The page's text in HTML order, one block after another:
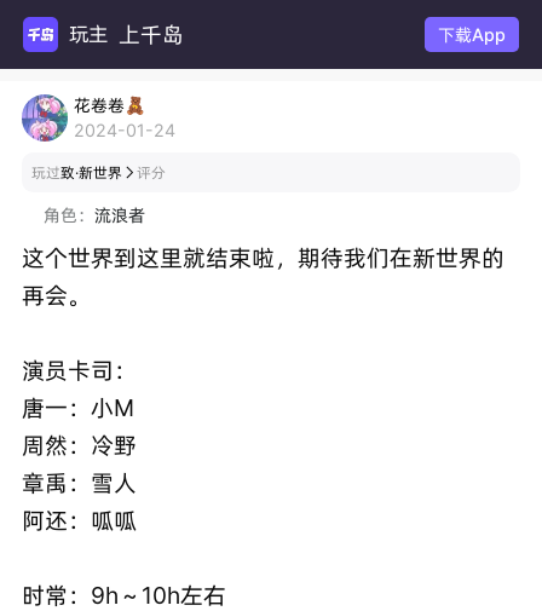
玩主机游 上千岛 下载App
花卷卷🧸
2024-01-24
玩过致·新世界  评分
角色： 流浪者
这个世界到这里就结束啦，期待我们在新世界的
再会。
演员卡司：
唐一：小M
周然：冷野
章禹：雪人
阿还：呱呱
时常：9h～10h左右